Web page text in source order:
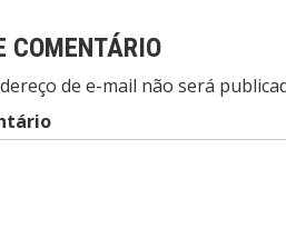
COMENTÁRIO
de e-mail não será